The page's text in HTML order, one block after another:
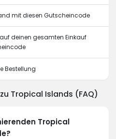
mit diesen Gutscheincode
auf deinen gesamten Einkauf
Bestellung
Tropical Islands (FAQ)
Tropical